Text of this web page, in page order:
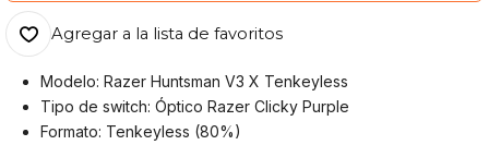
Agregar a la lista de favoritos
Modelo: Razer Huntsman V3 X Tenkeyless
Tipo de switch: Óptico Razer Clicky Purple
Formato: Tenkeyless (80%)